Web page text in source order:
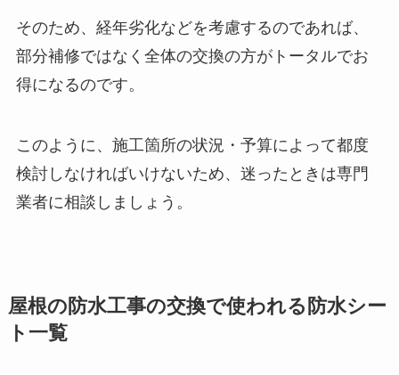
そのため、経年劣化などを考慮するのであれば、
部分補修ではなく全体の交換の方がトータルでお
得になるのです。
このように、施工箇所の状況・予算によって都度
検討しなければいけないため、迷ったときは専門
業者に相談しましょう。
屋根の防水工事の交換で使われる防水シー
ト一覧